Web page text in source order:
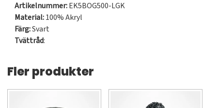
Artikelnummer:EK5BOG500-LGK
Material:100% Akryl
Färg:Svart
Tvättråd:
Fler produkter